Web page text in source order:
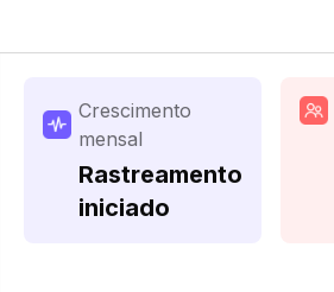
Crescimento
mensal
Rastreamento
iniciado